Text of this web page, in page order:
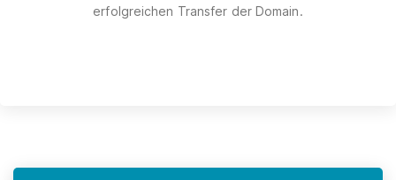
erfolgreichen Transfer der Domain.